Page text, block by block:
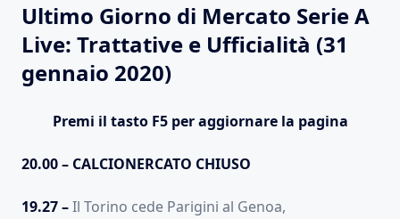
Ultimo Giorno di Mercato Serie A
Live: Trattative e Ufficialità (31
gennaio 2020)
Premi il tasto F5 per aggiornare la pagina
20.00 – CALCIONERCATO CHIUSO
19.27 –Il Torino cede Parigini al Genoa,